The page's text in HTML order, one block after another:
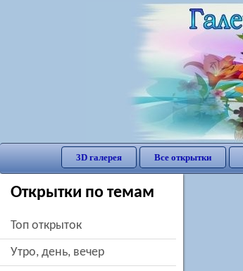
3D галерея Все открытки
Открытки по темам
Топ открыток
утро, день, вечер